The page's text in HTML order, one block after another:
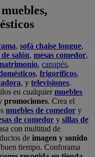
, sofá chaise longue,
salón, mesas comedor,
, canapés,
, frigoríficos,
, y televisiones.
en cualquiermuebles
promociones. Crea el
muebles de comedor y
de comedor y sillas de
con multitud de
de imagen y sonido
tiempo. Conforama